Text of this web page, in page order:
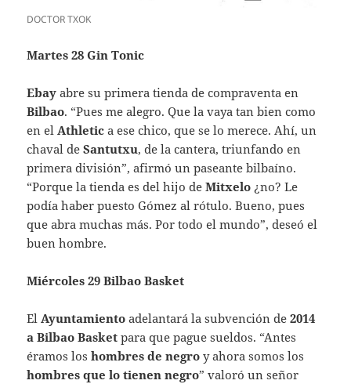
DOCTOR TXOK
Martes 28 Gin Tonic
Ebay abre su primera tienda de compraventa en
Bilbao. “Pues me alegro. Que la vaya tan bien como
en elAthletica ese chico, que se lo merece. Ahí, un
chaval deSantutxu, de la cantera, triunfando en
primera división”, afirmó un paseante bilbaíno.
“Porque la tienda es del hijo deMitxelo ¿no? Le
podía haber puesto Gómez al rótulo. Bueno, pues
que abra muchas más. Por todo el mundo”, deseó el
buen hombre.
Miércoles 29 Bilbao Basket
ElAyuntamientoadelantará la subvención de2014
a Bilbao Basket para que pague sueldos. “Antes
éramos loshombres de negro y ahora somos los
hombres que lo tienen negro” valoró un señor